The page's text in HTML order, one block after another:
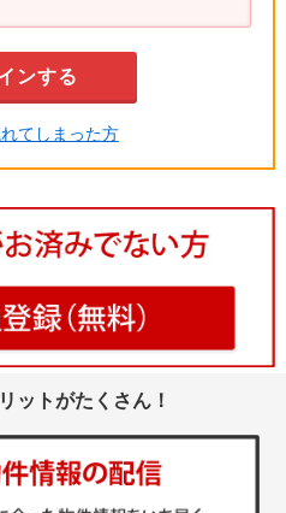
てしまった方
ットがたくさん！